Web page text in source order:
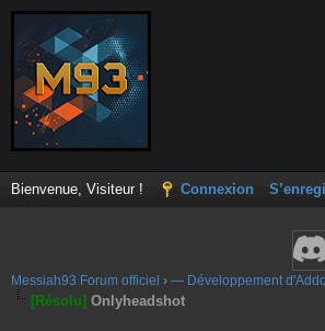
Bienvenue, Visiteur ! Connexion
Messiah93 Forum officiel › — Développement
[Résolu] Onlyheadshot